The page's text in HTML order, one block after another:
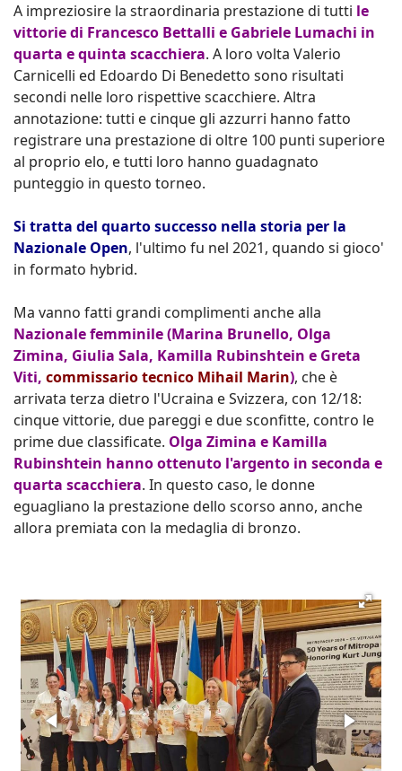
A impreziosire la straordinaria prestazione di tutti le
vittorie di Francesco Bettalli e Gabriele Lumachi in
quarta e quinta scacchiera. A loro volta Valerio
Carnicelli ed Edoardo Di Benedetto sono risultati
secondi nelle loro rispettive scacchiere. Altra
annotazione: tutti e cinque gli azzurri hanno fatto
registrare una prestazione di oltre 100 punti superiore
al proprio elo, e tutti loro hanno guadagnato
punteggio in questo torneo.
Si tratta del quarto successo nella storia per la
Nazionale Open, l'ultimo fu nel 2021, quando si gioco'
in formato hybrid.
Ma vanno fatti grandi complimenti anche alla
Nazionale femminile (Marina Brunello, Olga
Zimina, Giulia Sala, Kamilla Rubinshtein e Greta
Viti, commissario tecnico Mihail Marin), che è
arrivata terza dietro l'Ucraina e Svizzera, con 12/18:
cinque vittorie, due pareggi e due sconfitte, contro le
prime due classificate. Olga Zimina e Kamilla
Rubinshtein hanno ottenuto l'argento in seconda e
quarta scacchiera. In questo caso, le donne
eguagliano la prestazione dello scorso anno, anche
allora premiata con la medaglia di bronzo.